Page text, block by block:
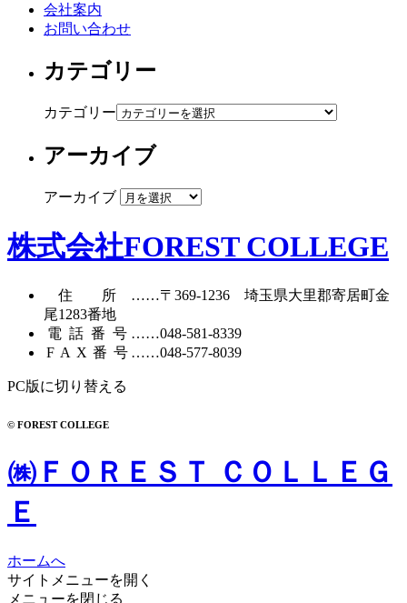
会社案内
お問い合わせ
カテゴリー
カテゴリー
アーカイブ
アーカイブ
株式会社FOREST COLLEGE
住所……〒369-1236 埼玉県大里郡寄居町金
尾1283番地
電話番号……048-581-8339
FAX番号……048-577-8039
PC版に切り替える
© FOREST COLLEGE
㈱ＦＯＲＥＳＴ ＣＯＬＬＥＧ
Ｅ
ホームへ
サイトメニューを開く
メニューを閉じる